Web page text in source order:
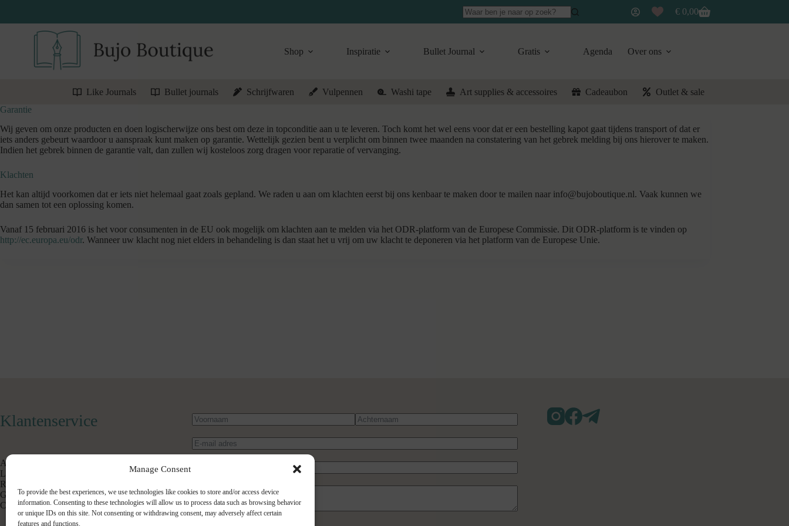
Manage Consent
To provide the best experiences, we use technologies like cookies to store and/or access device
information. Consenting to these technologies will allow us to process data such as browsing behavior
or unique IDs on this site. Not consenting or withdrawing consent, may adversely affect certain
features and functions.
de
Geen
Winkelwagen
€0,00
Shop Inspiratie Bullet Journal Gratis Agenda Over ons
Like Journals Bullet journals Schrijfwaren Vulpennen Washi tape Art supplies & accessoires Cadeaubon
Outlet & sale
Garantie
Wij geven om onze producten en doen logischerwijze ons best om deze in topconditie aan u te leveren. Toch komt het wel eens voor dat er een bestelling kapot gaat tijdens transport of dat er
iets anders gebeurt waardoor u aanspraak kunt maken op garantie. Wettelijk gezien bent u verplicht om binnen twee maanden na constatering van het gebrek melding bij ons hierover te maken.
Indien het gebrek binnen de garantie valt, dan zullen wij kosteloos zorg dragen voor reparatie of vervanging.
Klachten
Het kan altijd voorkomen dat er iets niet helemaal gaat zoals gepland. We raden u aan om klachten eerst bij ons kenbaar te maken door te mailen naar info@bujoboutique.nl. Vaak kunnen we
dan samen tot een oplossing komen.
Vanaf 15 februari 2016 is het voor consumenten in de EU ook mogelijk om klachten aan te melden via het ODR-platform van de Europese Commissie. Dit ODR-platform is te vinden op
http://ec.europa.eu/odr. Wanneer uw klacht nog niet elders in behandeling is dan staat het u vrij om uw klacht te deponeren via het platform van de Europese Unie.
Klantenservice
Algemene Voorwaarden
Levertijd & Verzendkosten
Retourneren
Garantie & Klachten
Contact